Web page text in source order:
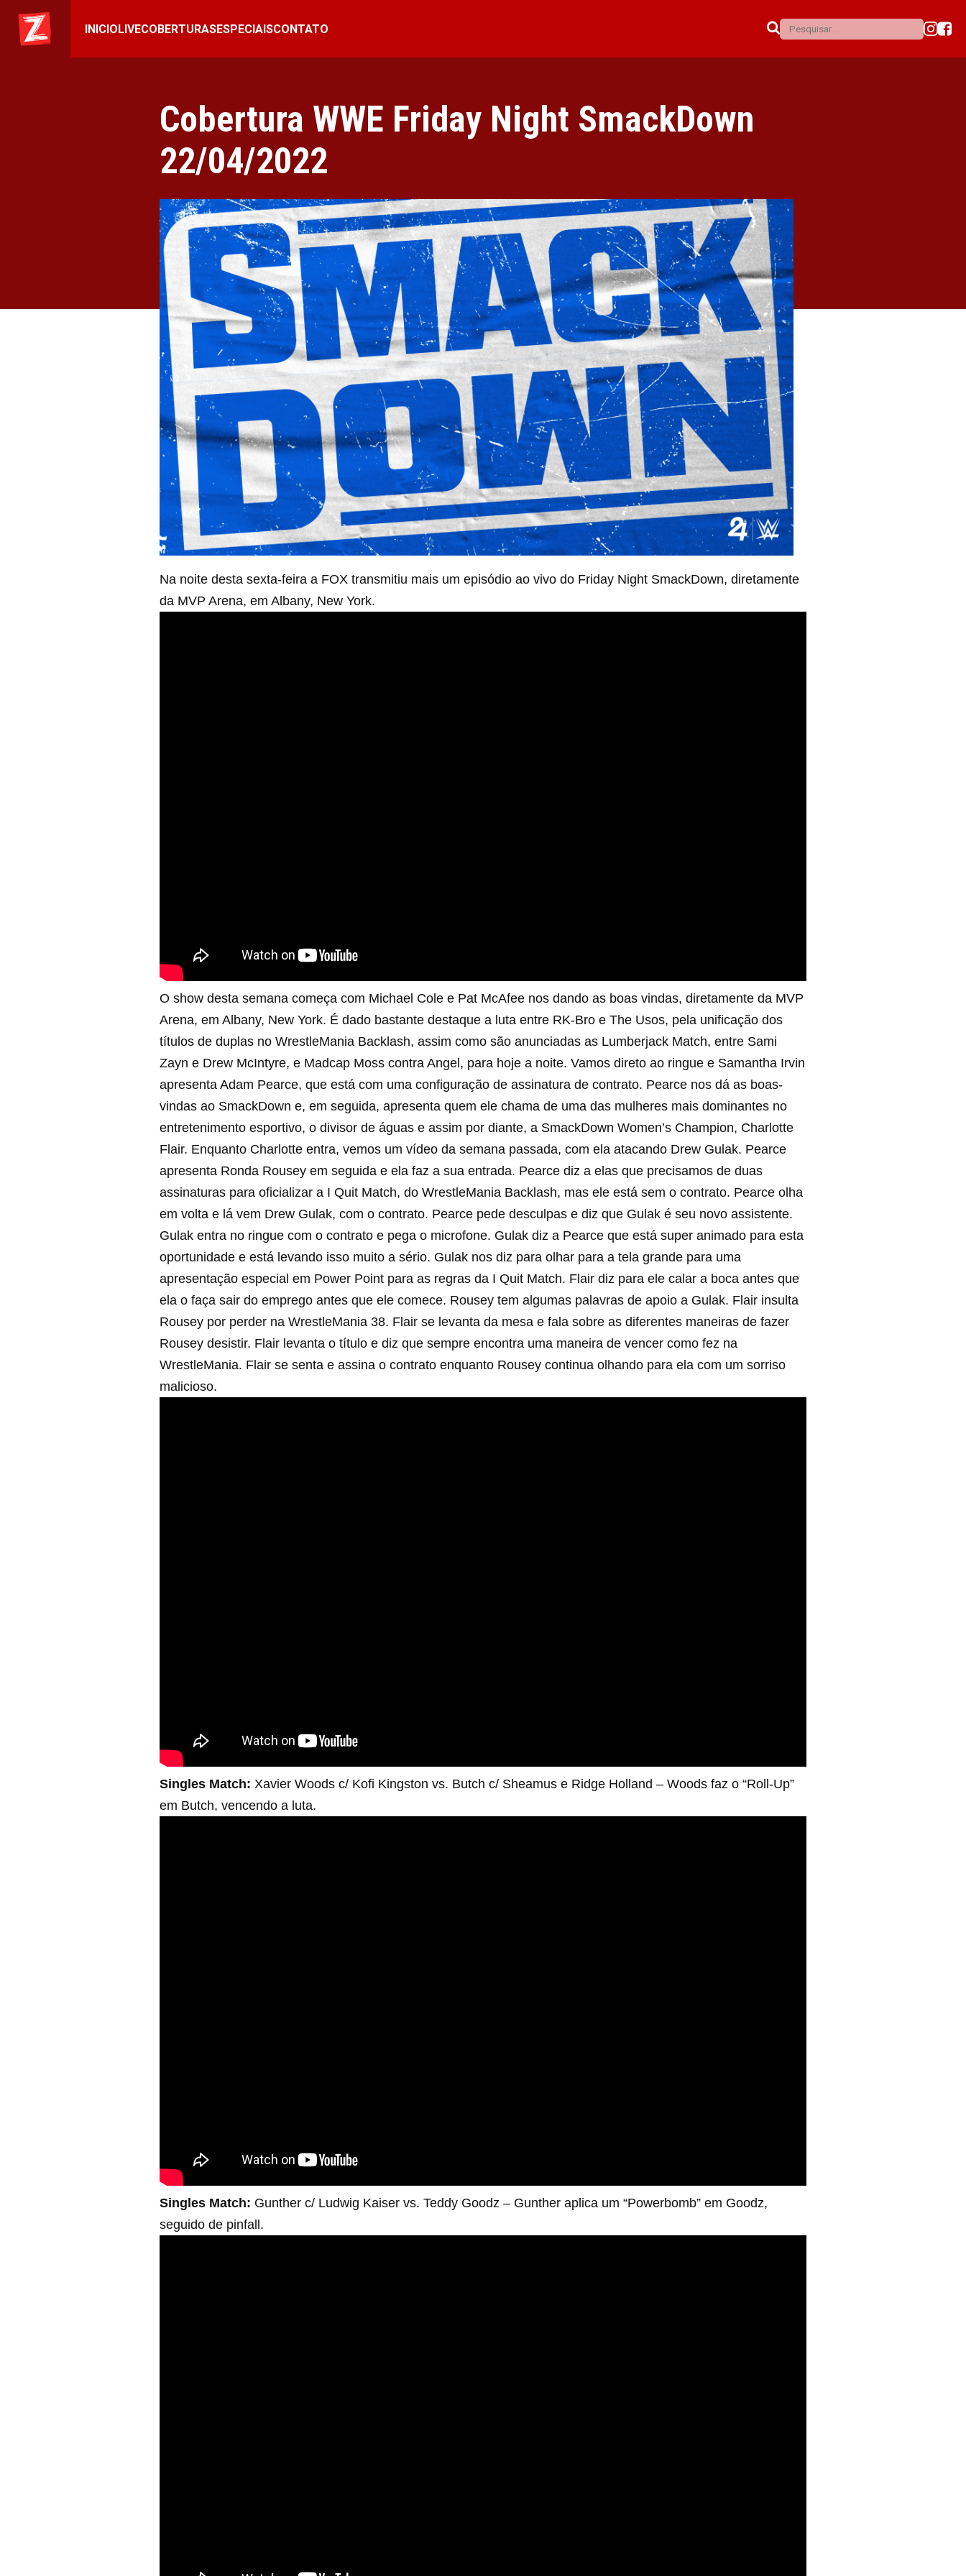
INICIOLIVECOBERTURASESPECIAISCONTATO
Cobertura WWE Friday Night SmackDown
22/04/2022
Na noite desta sexta-feira a FOX transmitiu mais um episódio ao vivo do Friday Night SmackDown, diretamente
da MVP Arena, em Albany, New York.
O show desta semana começa com Michael Cole e Pat McAfee nos dando as boas vindas, diretamente da MVP
Arena, em Albany, New York. É dado bastante destaque a luta entre RK-Bro e The Usos, pela unificação dos
títulos de duplas no WrestleMania Backlash, assim como são anunciadas as Lumberjack Match, entre Sami
Zayn e Drew McIntyre, e Madcap Moss contra Angel, para hoje a noite. Vamos direto ao ringue e Samantha Irvin
apresenta Adam Pearce, que está com uma configuração de assinatura de contrato. Pearce nos dá as boas-
vindas ao SmackDown e, em seguida, apresenta quem ele chama de uma das mulheres mais dominantes no
entretenimento esportivo, o divisor de águas e assim por diante, a SmackDown Women’s Champion, Charlotte
Flair. Enquanto Charlotte entra, vemos um vídeo da semana passada, com ela atacando Drew Gulak. Pearce
apresenta Ronda Rousey em seguida e ela faz a sua entrada. Pearce diz a elas que precisamos de duas
assinaturas para oficializar a I Quit Match, do WrestleMania Backlash, mas ele está sem o contrato. Pearce olha
em volta e lá vem Drew Gulak, com o contrato. Pearce pede desculpas e diz que Gulak é seu novo assistente.
Gulak entra no ringue com o contrato e pega o microfone. Gulak diz a Pearce que está super animado para esta
oportunidade e está levando isso muito a sério. Gulak nos diz para olhar para a tela grande para uma
apresentação especial em Power Point para as regras da I Quit Match. Flair diz para ele calar a boca antes que
ela o faça sair do emprego antes que ele comece. Rousey tem algumas palavras de apoio a Gulak. Flair insulta
Rousey por perder na WrestleMania 38. Flair se levanta da mesa e fala sobre as diferentes maneiras de fazer
Rousey desistir. Flair levanta o título e diz que sempre encontra uma maneira de vencer como fez na
WrestleMania. Flair se senta e assina o contrato enquanto Rousey continua olhando para ela com um sorriso
malicioso.
Singles Match: Xavier Woods c/ Kofi Kingston vs. Butch c/ Sheamus e Ridge Holland – Woods faz o “Roll-Up”
em Butch, vencendo a luta.
Singles Match: Gunther c/ Ludwig Kaiser vs. Teddy Goodz – Gunther aplica um “Powerbomb” em Goodz,
seguido de pinfall.